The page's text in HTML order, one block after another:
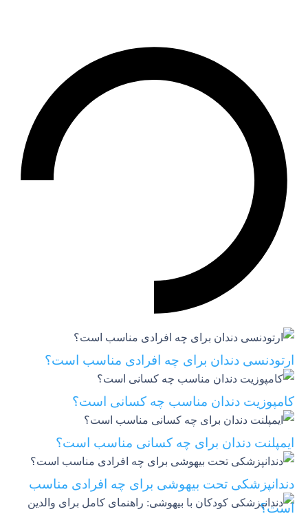
ارتودنسی دندان برای چه افرادی مناسب است؟
کامپوزیت دندان مناسب چه کسانی است؟
ایمپلنت دندان برای چه کسانی مناسب است؟
دندانپزشکی تحت بیهوشی برای چه افرادی مناسب
است؟